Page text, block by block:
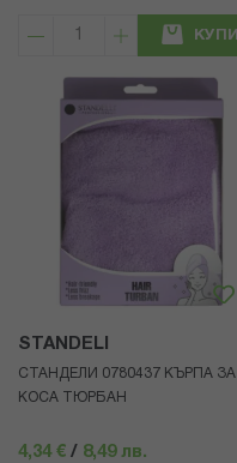
КУПИ
STANDELI
СТАНДЕЛИ 0780437 КЪРПА ЗА
КОСА ТЮРБАН
4,34 € / 8,49 лв.